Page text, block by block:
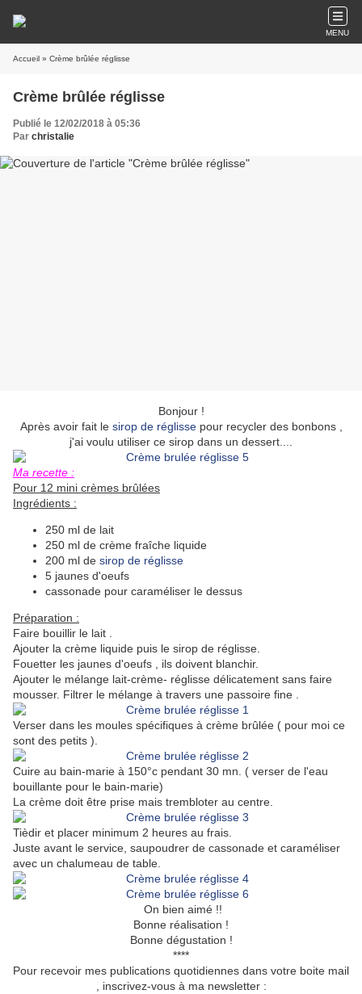
MENU
Accueil » Crème brûlée réglisse
Crème brûlée réglisse
Publié le 12/02/2018 à 05:36
Par christalie
Bonjour !
Après avoir fait le sirop de réglisse pour recycler des bonbons ,
j'ai voulu utiliser ce sirop dans un dessert....
Ma recette :
Pour 12 mini crèmes brûlées
Ingrédients :
250 ml de lait
250 ml de crème fraîche liquide
200 ml de sirop de réglisse
5 jaunes d'oeufs
cassonade pour caraméliser le dessus
Préparation :
Faire bouillir le lait .
Ajouter la crème liquide puis le sirop de réglisse.
Fouetter les jaunes d'oeufs , ils doivent blanchir.
Ajouter le mélange lait-crème- réglisse délicatement sans faire
mousser. Filtrer le mélange à travers une passoire fine .
Verser dans les moules spécifiques à crème brûlée ( pour moi ce
sont des petits ).
Cuire au bain-marie à 150°c pendant 30 mn. ( verser de l'eau
bouillante pour le bain-marie)
La crème doit être prise mais trembloter au centre.
Tièdir et placer minimum 2 heures au frais.
Juste avant le service, saupoudrer de cassonade et caraméliser
avec un chalumeau de table.
On bien aimé !!
Bonne réalisation !
Bonne dégustation !
****
Pour recevoir mes publications quotidiennes dans votre boite mail
, inscrivez-vous à ma newsletter :